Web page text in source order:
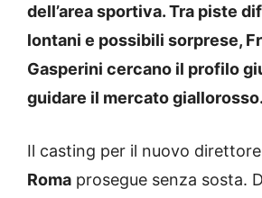
dell’area sportiva. Tra piste
lontani e possibili sorprese,
Gasperini cercano il profilo
guidare il mercato giallorosso.
Il casting per il nuovo
Roma prosegue senza sosta.